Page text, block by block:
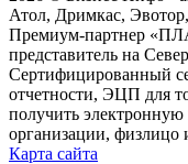
Атол, Дримкас,
Премиум-партнер
представитель на
Сертифицированный
отчетности, ЭЦП для
получить электронную
организации, физлицо
Карта сайта